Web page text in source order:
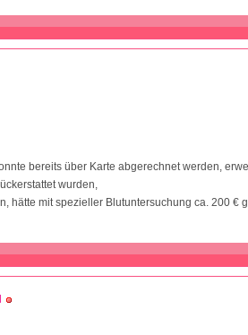
bereits über Karte abgerechnet werden,
wurden,
hätte mit spezieller Blutuntersuchung ca. 200 €